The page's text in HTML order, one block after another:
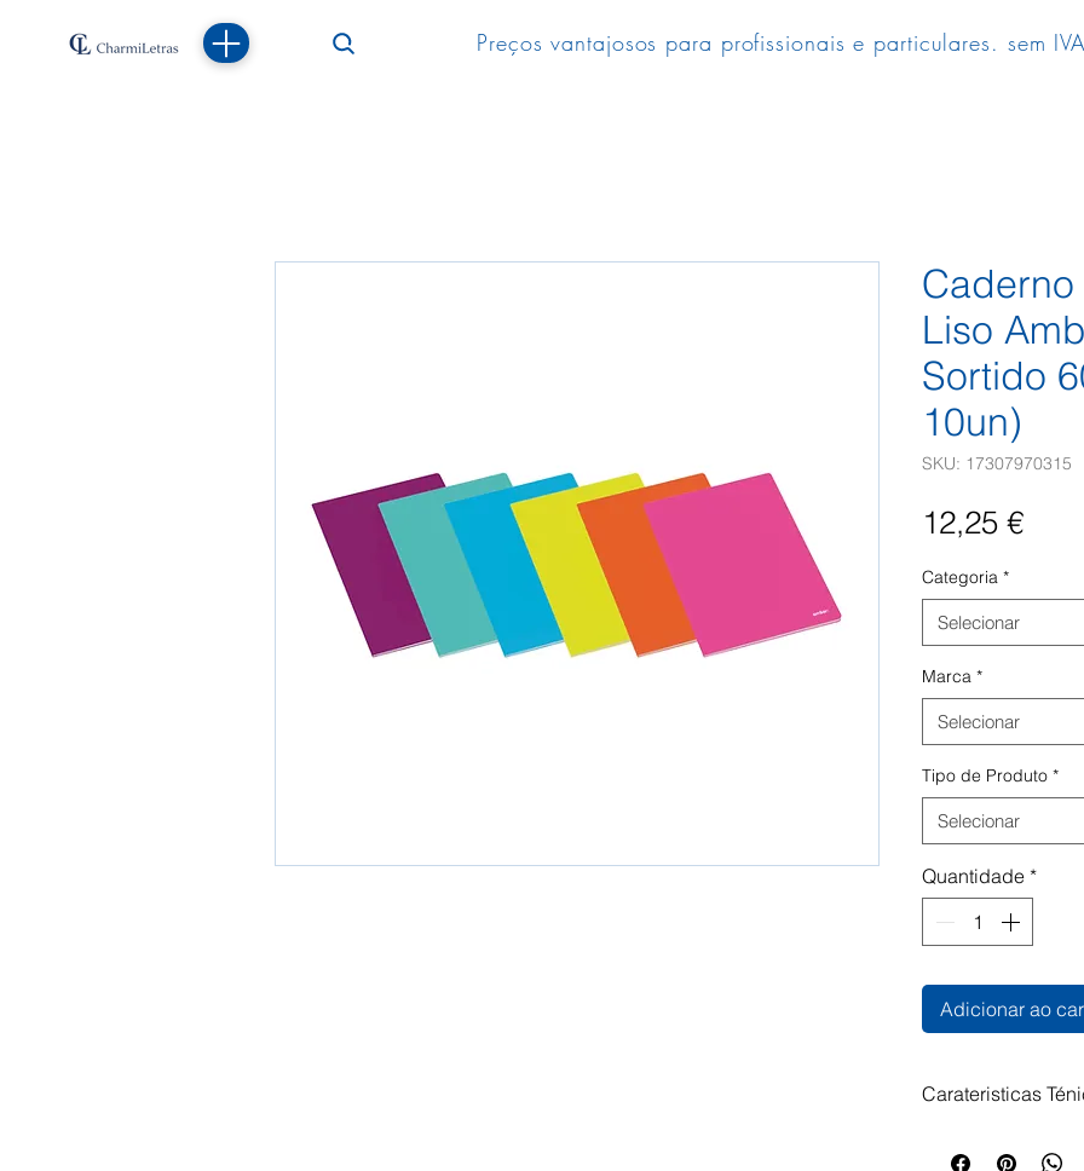
Preços vantajosos para profissionais e particulares. sem
Liso
Sortido
10un)
SKU: 17307970315
12,25 €Preço
Categoria *
Selecionar
Marca *
Selecionar
Tipo de Produto *
Selecionar
Quantidade *
Adicionar ao
Carateristicas